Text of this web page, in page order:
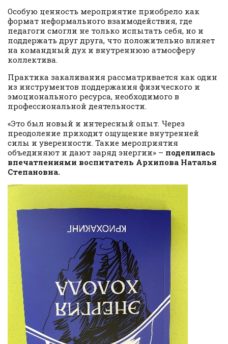
Особую ценность мероприятие приобрело как
формат неформального взаимодействия, где
педагоги смогли не только испытать себя, но и
поддержать друг друга, что положительно влияет
на командный дух и внутреннюю атмосферу
коллектива.
Практика закаливания рассматривается как один
из инструментов поддержания физического и
эмоционального ресурса, необходимого в
профессиональной деятельности.
«Это был новый и интересный опыт. Через
преодоление приходит ощущение внутренней
силы и уверенности. Такие мероприятия
объединяют и дают заряд энергии» – поделилась
впечатлениями воспитатель Архипова Наталья
Степановна.